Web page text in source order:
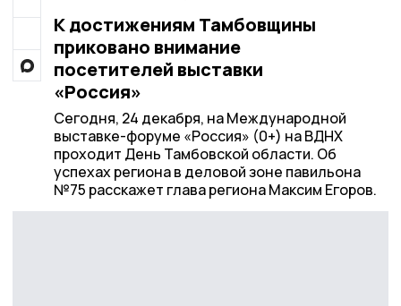
К достижениям Тамбовщины
приковано внимание
посетителей выставки
«Россия»
Сегодня, 24 декабря, на Международной
выставке-форуме «Россия» (0+) на ВДНХ
проходит День Тамбовской области. Об
успехах региона в деловой зоне павильона
№75 расскажет глава региона Максим Егоров.